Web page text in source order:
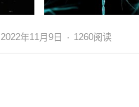
2022年11月9日 · 1260阅读